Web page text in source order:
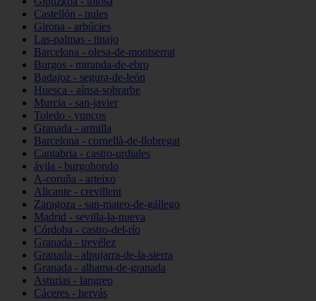
Castellón - nules
Girona - arbúcies
Las-palmas - tinajo
Barcelona - olesa-de-montserrat
Burgos - miranda-de-ebro
Badajoz - segura-de-león
Huesca - aínsa-sobrarbe
Murcia - san-javier
Toledo - yuncos
Granada - armilla
Barcelona - cornellà-de-llobregat
Cantabria - castro-urdiales
ávila - burgohondo
A-coruña - arteixo
Alicante - crevillent
Zaragoza - san-mateo-de-gállego
Madrid - sevilla-la-nueva
Córdoba - castro-del-río
Granada - trevélez
Granada - alpujarra-de-la-sierra
Granada - alhama-de-granada
Asturias - langreo
Cáceres - hervás